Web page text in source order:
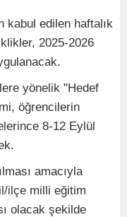
kabul edilen haftalık
2025-2026
yönelik "Hedef
öğrencilerin
8-12 Eylül
amacıyla
ilçe milli eğitim
olacak şekilde